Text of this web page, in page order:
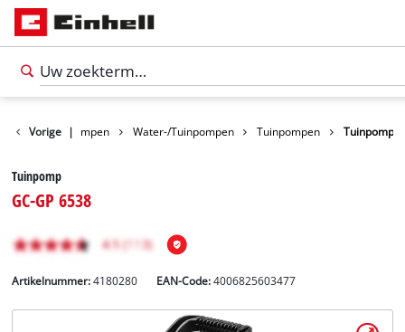
Vorige |Pompen Water-/Tuinpompen Tuinpompen Tuinpomp
Tuinpomp
GC-GP 6538
Artikelnummer: 4180280 EAN-Code:4006825603477